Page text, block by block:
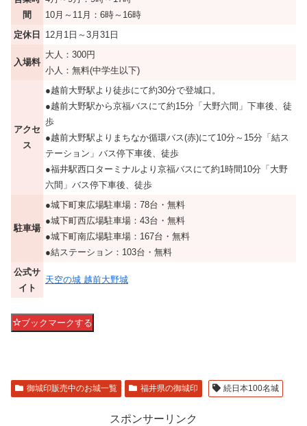
間
10月～11月：6時～16時
定休日
12月1日～3月31日
入場料
大人：300円
小人：無料(中学生以下)
アクセ
ス
●越前大野駅より徒歩にて約30分で登城口。
●越前大野駅から京福バスにて約15分「大野六間」下車後、徒
歩
●越前大野駅よりまちなか循環バス(赤)にて10分～15分「結ス
テーション」バス停下車後、徒歩
●福井駅西口ターミナルより京福バスにて約1時間10分「大野
六間」バス停下車後、徒歩
駐車場
●城下町東広場駐車場：78台・無料
●城下町西広場駐車場：43台・無料
●城下町南広場駐車場：167台・無料
●結ステーション：103台・無料
公式サ
イト
天空の城 越前大野城
ブックマークする
御城印販売中のお城一覧 福井県の御城印 続日本100名城
スポンサーリンク